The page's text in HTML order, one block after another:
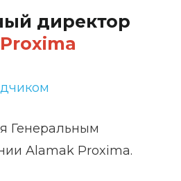
директор
Генеральным
Alamak Proxima.